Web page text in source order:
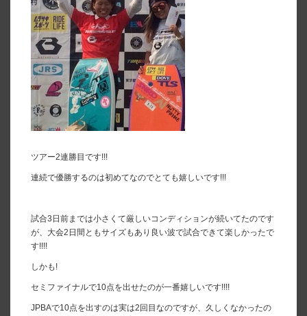
ツアー2連勝目です!!!
連続で優勝するのは初めてなのでとても嬉しいです!!!
試合3日前までは小さくて厳しいコンディションが続いてたのです
が、大会2日間ともサイズもあり良い波で試合できて楽しかったで
す!!!!
しかも!
セミファイナルで10点を出せたのが一番嬉しいです!!!!
JPBAで10点を出すのは実は2回目なのですが、久しくなかったの